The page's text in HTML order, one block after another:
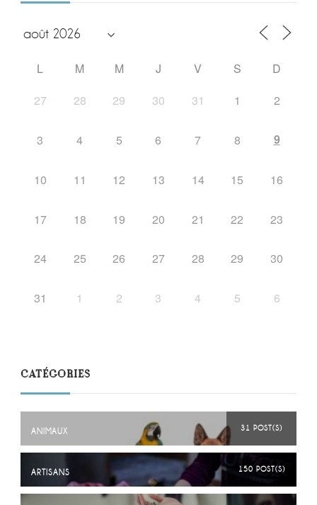
L M M J V S
D
27
28 29 30 31 1 2
3 4 5 6 7 8 9
10 11 12 13 14 15 16
17 18 19 20 21 22 23
24 25 26 27 28 29 30
31 1 2 3 4 5 6
CATÉGORIES
ANIMAUX 31 POST(S)
ARTISANS 150 POST(S)